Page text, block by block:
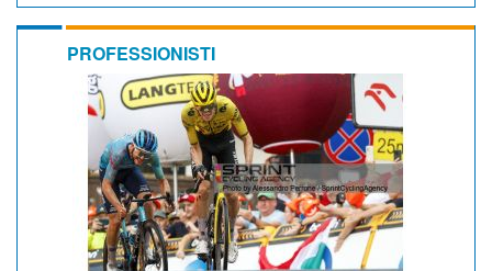
PROFESSIONISTI